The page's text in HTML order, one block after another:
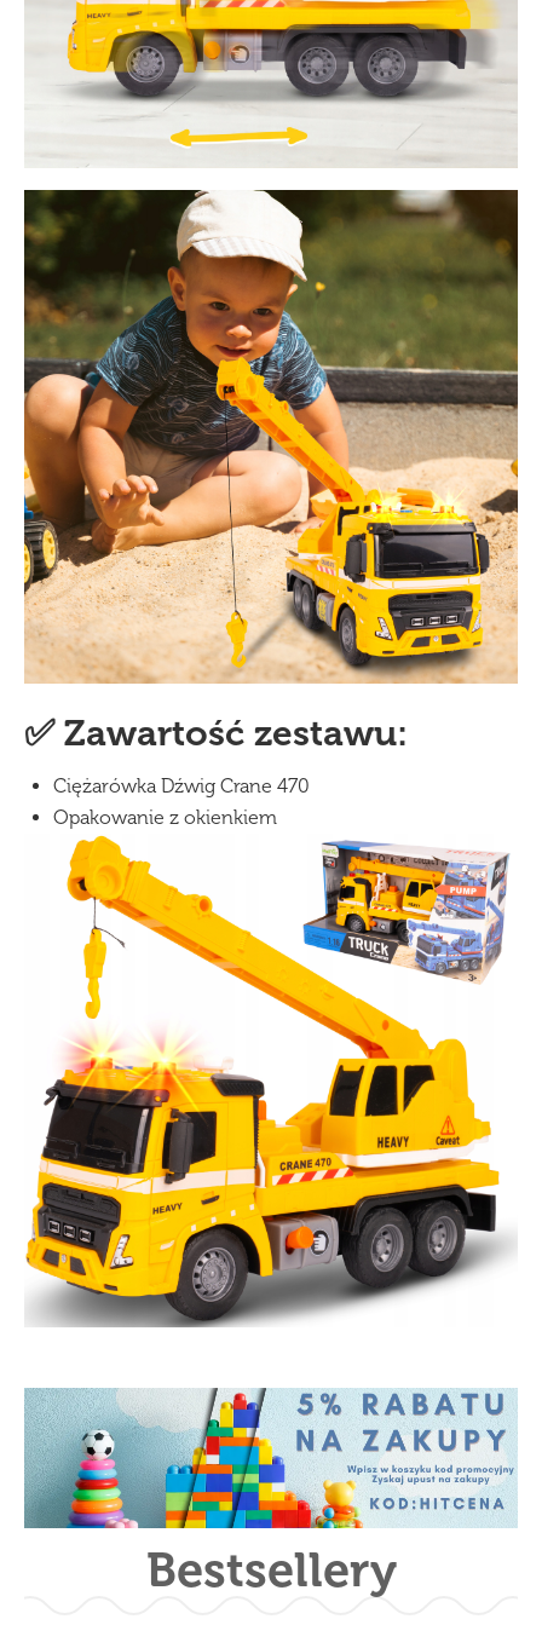
✅ Zawartość zestawu:
Ciężarówka Dźwig Crane 470
Opakowanie z okienkiem
Bestsellery